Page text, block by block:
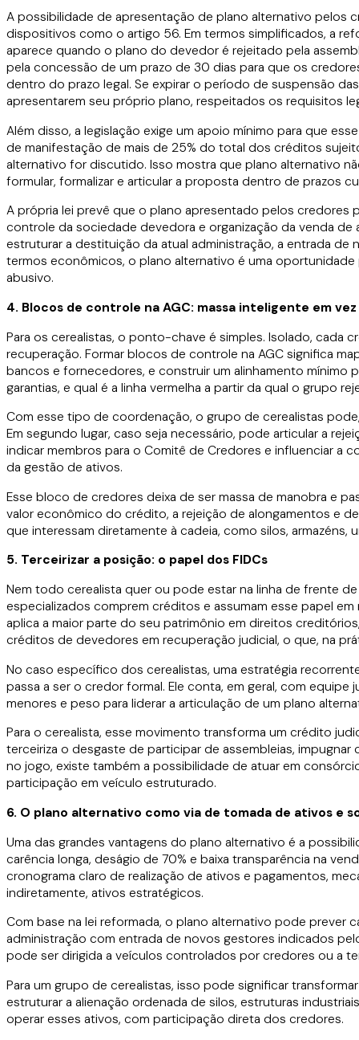
A possibilidade de apresentação de plano alternativo pelos
dispositivos como o artigo 56. Em termos simplificados, a
aparece quando o plano do devedor é rejeitado pela
pela concessão de um prazo de 30 dias para que os
dentro do prazo legal. Se expirar o período de suspensão
apresentarem seu próprio plano, respeitados os requisitos
Além disso, a legislação exige um apoio mínimo para que
de manifestação de mais de 25% do total dos créditos
alternativo for discutido. Isso mostra que plano alternativo
formular, formalizar e articular a proposta dentro de prazos
A própria lei prevê que o plano apresentado pelos
controle da sociedade devedora e organização da venda de
estruturar a destituição da atual administração, a entrada
termos econômicos, o plano alternativo é uma
abusivo.
4. Blocos de controle na AGC: massa inteligente em
Para os cerealistas, o ponto-chave é simples. Isolado, cada
recuperação. Formar blocos de controle na AGC significa
bancos e fornecedores, e construir um alinhamento mínimo
garantias, e qual é a linha vermelha a partir da qual o grupo
Com esse tipo de coordenação, o grupo de cerealistas
Em segundo lugar, caso seja necessário, pode articular a
indicar membros para o Comitê de Credores e influenciar a
da gestão de ativos.
Esse bloco de credores deixa de ser massa de manobra e
valor econômico do crédito, a rejeição de alongamentos e
que interessam diretamente à cadeia, como silos,
5. Terceirizar a posição: o papel dos FIDCs
Nem todo cerealista quer ou pode estar na linha de frente
especializados comprem créditos e assumam esse papel
aplica a maior parte do seu patrimônio em direitos
créditos de devedores em recuperação judicial, o que, na
No caso específico dos cerealistas, uma estratégia
passa a ser o credor formal. Ele conta, em geral, com
menores e peso para liderar a articulação de um plano
Para o cerealista, esse movimento transforma um crédito
terceiriza o desgaste de participar de assembleias,
no jogo, existe também a possibilidade de atuar em
participação em veículo estruturado.
6. O plano alternativo como via de tomada de ativos e
Uma das grandes vantagens do plano alternativo é a
carência longa, deságio de 70% e baixa transparência na
cronograma claro de realização de ativos e pagamentos,
indiretamente, ativos estratégicos.
Com base na lei reformada, o plano alternativo pode
administração com entrada de novos gestores indicados
pode ser dirigida a veículos controlados por credores ou a
Para um grupo de cerealistas, isso pode significar
estruturar a alienação ordenada de silos, estruturas
operar esses ativos, com participação direta dos credores.